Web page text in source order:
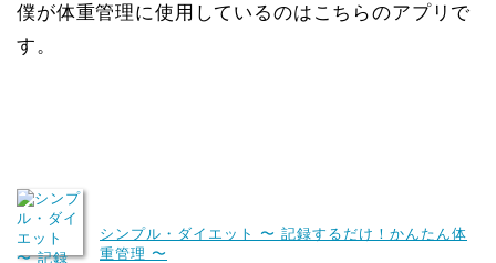
僕が体重管理に使用しているのはこちらのアプリで
す。
シンプル・ダイエット 〜 記録するだけ！かんたん体
重管理 〜